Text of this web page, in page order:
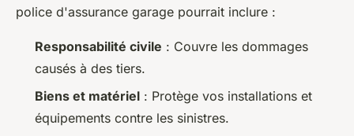
police d'assurance garage pourrait inclure :
Responsabilité civile : Couvre les dommages
causés à des tiers.
Biens et matériel : Protège vos installations et
équipements contre les sinistres.